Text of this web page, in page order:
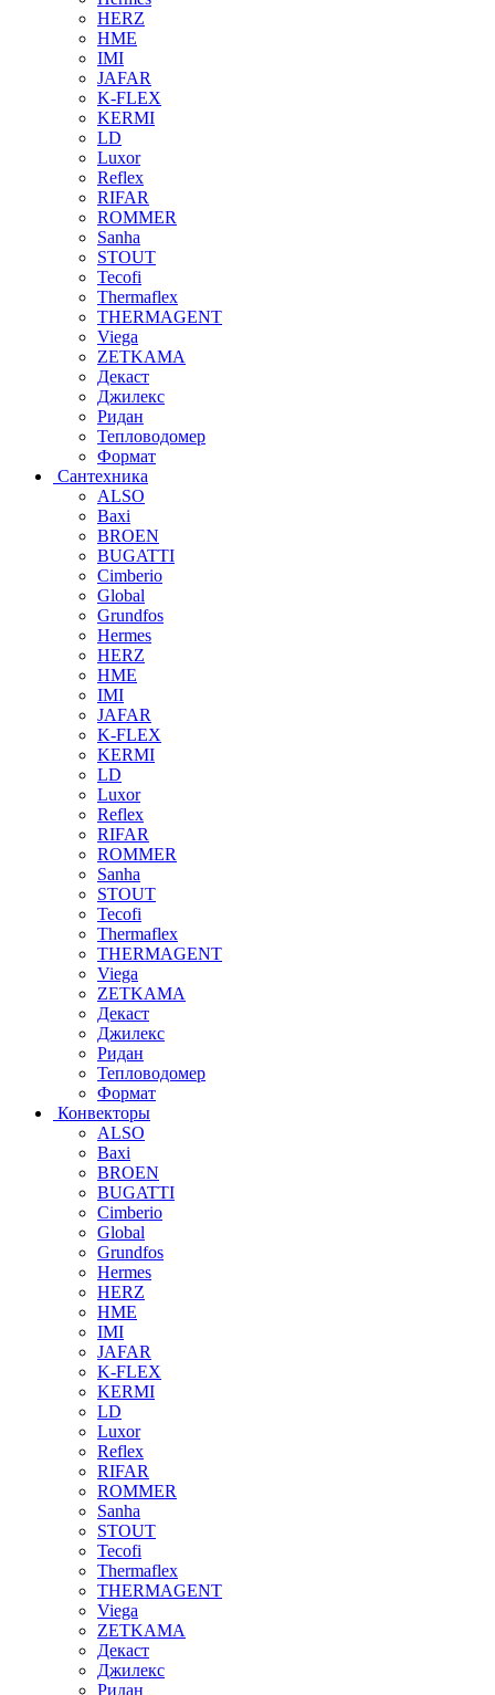
HERZ
HME
IMI
JAFAR
K-FLEX
KERMI
LD
Luxor
Reflex
RIFAR
ROMMER
Sanha
STOUT
Tecofi
Thermaflex
THERMAGENT
Viega
ZETKAMA
Декаст
Джилекс
Ридан
Тепловодомер
Формат
Сантехника
ALSO
Baxi
BROEN
BUGATTI
Cimberio
Global
Grundfos
Hermes
HERZ
HME
IMI
JAFAR
K-FLEX
KERMI
LD
Luxor
Reflex
RIFAR
ROMMER
Sanha
STOUT
Tecofi
Thermaflex
THERMAGENT
Viega
ZETKAMA
Декаст
Джилекс
Ридан
Тепловодомер
Формат
Конвекторы
ALSO
Baxi
BROEN
BUGATTI
Cimberio
Global
Grundfos
Hermes
HERZ
HME
IMI
JAFAR
K-FLEX
KERMI
LD
Luxor
Reflex
RIFAR
ROMMER
Sanha
STOUT
Tecofi
Thermaflex
THERMAGENT
Viega
ZETKAMA
Декаст
Джилекс
Ридан